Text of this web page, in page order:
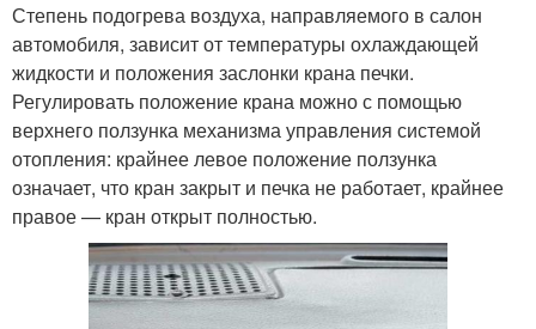
Степень подогрева воздуха, направляемого в салон
автомобиля, зависит от температуры охлаждающей
жидкости и положения заслонки крана печки.
Регулировать положение крана можно с помощью
верхнего ползунка механизма управления системой
отопления: крайнее левое положение ползунка
означает, что кран закрыт и печка не работает, крайнее
правое — кран открыт полностью.